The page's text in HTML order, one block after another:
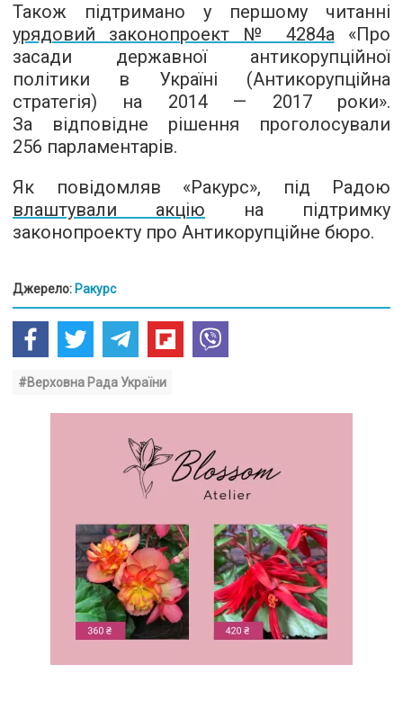
Також підтримано у першому читанні
урядовий законопроект № 4284а«Про
засади державної антикорупційної
політики в Україні (Антикорупційна
стратегія) на 2014 — 2017 роки».
За відповідне рішення проголосували
256 парламентарів.
Як повідомляв «Ракурс», під Радою
влаштували акцію на підтримку
законопроекту про Антикорупційне бюро.
Джерело: Ракурс
#Верховна Рада України